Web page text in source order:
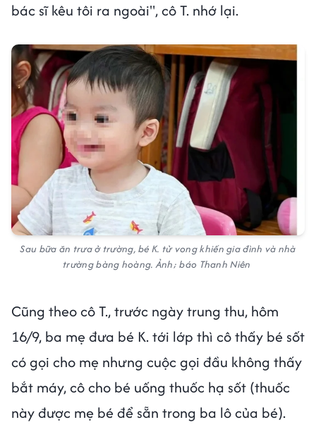
bác sĩ kêu tôi ra ngoài", cô T. nhớ lại.
Sau bữa ăn trưa ở trường, bé K. tử vong khiến gia đình và nhà
trường bàng hoàng. Ảnh; báo Thanh Niên
Cũng theo cô T., trước ngày trung thu, hôm
16/9, ba mẹ đưa bé K. tới lớp thì cô thấy bé sốt
có gọi cho mẹ nhưng cuộc gọi đầu không thấy
bắt máy, cô cho bé uống thuốc hạ sốt (thuốc
này được mẹ bé để sẵn trong ba lô của bé).